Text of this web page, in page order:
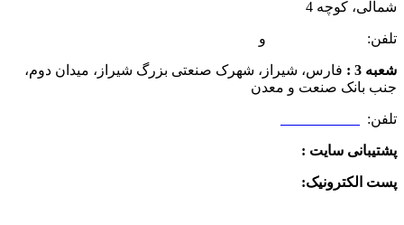
شمالی، کوچه 4
تلفن: و
شعبه 3 :
فارس، شیراز، شهرک صنعتی بزرگ شیراز، میدان دوم،
جنب بانک صنعت و معدن
تلفن:
پشتیبانی سایت :
پست الکترونیک: